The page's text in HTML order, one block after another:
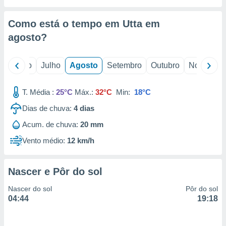
através
estudos
de
Como está o tempo em Utta em
agosto?
Junho Julho Agosto Setembro Outubro Novembro
T. Média : 25°C Máx.: 32°C Min: 18°C
Dias de chuva: 4dias
Acum. de chuva: 20 mm
Vento médio: 12 km/h
Nascer e Pôr do sol
Nascer do sol
04:44
Pôr do sol
19:18